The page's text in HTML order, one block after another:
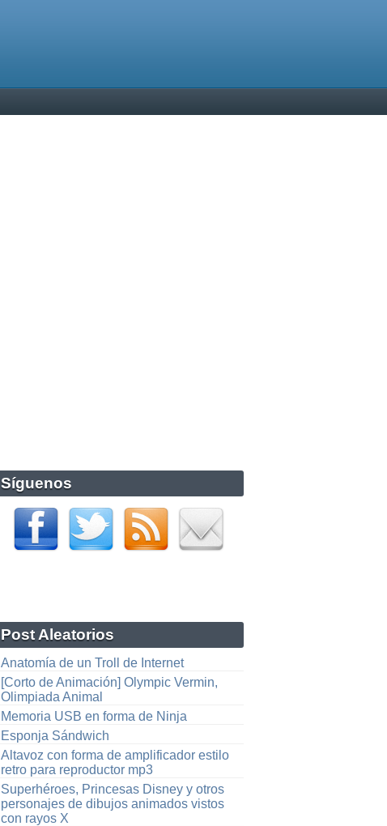
Síguenos
Post Aleatorios
Anatomía de un Troll de Internet
[Corto de Animación] Olympic Vermin,
Olimpiada Animal
Memoria USB en forma de Ninja
Esponja Sándwich
Altavoz con forma de amplificador estilo
retro para reproductor mp3
Superhéroes, Princesas Disney y otros
personajes de dibujos animados vistos
con rayos X